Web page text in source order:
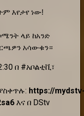
እየታየ ነው!
ላይ ከአንድ
አሳውቁን።
በ #አቦልቲቪ፣
https://
እና በ DStv